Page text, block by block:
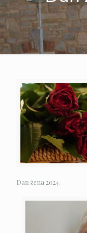
Dan žena 2024.